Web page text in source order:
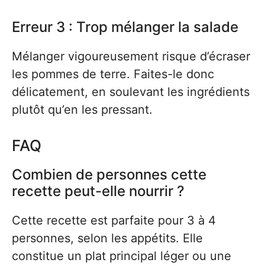
Erreur 3 : Trop mélanger la salade
Mélanger vigoureusement risque d’écraser
les pommes de terre. Faites-le donc
délicatement, en soulevant les ingrédients
plutôt qu’en les pressant.
FAQ
Combien de personnes cette
recette peut-elle nourrir ?
Cette recette est parfaite pour 3 à 4
personnes, selon les appétits. Elle
constitue un plat principal léger ou une